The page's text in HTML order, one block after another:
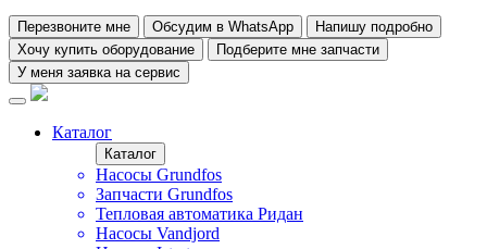
Перезвоните мне Обсудим в WhatsApp
Напишу подробно
Хочу купить оборудование
Подберите мне запчасти
У меня заявка на сервис
Каталог
Каталог
Насосы Grundfos
Запчасти Grundfos
Тепловая автоматика Ридан
Насосы Vandjord